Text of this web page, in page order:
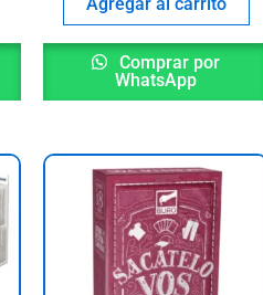
Comprar por
WhatsApp
This